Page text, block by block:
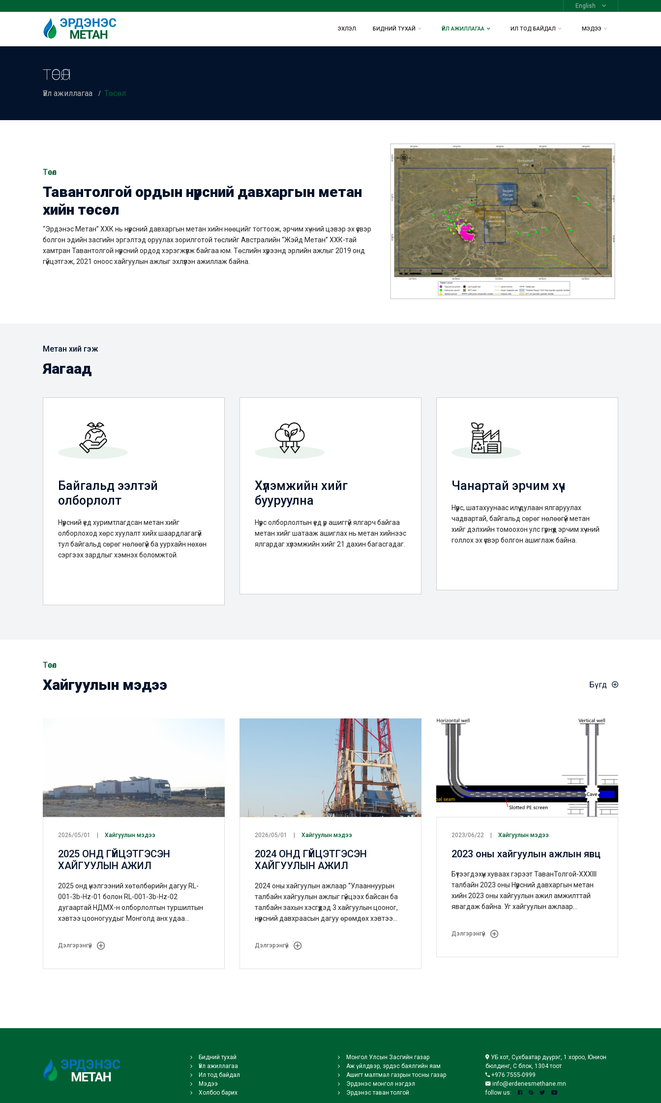
English
ЭХЛЭЛ БИДНИЙ ТУХАЙ ҮЙЛ АЖИЛЛАГАА ИЛ ТОД БАЙДАЛ МЭДЭЭ
ТӨСӨЛ
Үйл ажиллагаа Төсөл
Төсөл
Тавантолгой ордын нүүрсний давхаргын метан
хийн төсөл
“Эрдэнэс Метан” ХХК нь нүүрсний давхаргын метан хийн нөөцийг тогтоож, эрчим хүчний цэвэр эх үүсвэр
болгон эдийн засгийн эргэлтэд оруулах зорилготой төслийг Австралийн “Жэйд Метан” ХХК-тай
хамтран Тавантолгой нүүрсний ордод хэрэгжүүлж байгаа юм. Төслийн хүрээнд эрлийн ажлыг 2019 онд
гүйцэтгэж, 2021 оноос хайгуулын ажлыг эхлүүлэн ажиллаж байна.
Метан хий гэж
Яагаад
Байгальд ээлтэй
олборлолт
Нүүрсний үед хуримтлагдсан метан хийг
олборлоход хөрс хуулалт хийх шаардлагагүй
тул байгальд сөрөг нөлөөгүй ба уурхайн нөхөн
сэргээх зардлыг хэмнэх боломжтой.
Хүлэмжийн хийг
бууруулна
Нүүрс олборлолтын үед үр ашиггүй ялгарч байгаа
метан хийг шатааж ашиглах нь метан хийнээс
ялгардаг хүлэмжийн хийг 21 дахин багасгадаг.
Чанартай эрчим хүч
Нүүрс, шатахуунаас илүү дулаан ялгаруулах
чадвартай, байгальд сөрөг нөлөөгүй метан
хийг дэлхийн томоохон улс гүрнүүд эрчим хүчний
голлох эх үүсвэр болгон ашиглаж байна.
Төсөл
Хайгуулын мэдээ Бүгд
2026/05/01 Хайгуулын мэдээ
2025 ОНД ГҮЙЦЭТГЭСЭН
ХАЙГУУЛЫН АЖИЛ
2025 онд үнэлгээний хөтөлбөрийн дагуу RL-
001-3b-Hz-01 болон RL-001-3b-Hz-02
дугаартай НДМХ-н олборлолтын туршилтын
хэвтээ цооногуудыг Монголд анх удаа
цооногийн өрөмдлөгийн ажлыг эхлүүлээд
байна.
Дэлгэрэнгүй
2026/05/01 Хайгуулын мэдээ
2024 ОНД ГҮЙЦЭТГЭСЭН
ХАЙГУУЛЫН АЖИЛ
2024 оны хайгуулын ажлаар “Улааннуурын
талбайн хайгуулын ажлыг гүйцээх байсан ба
талбайн захын хэсгүүдэд 3 хайгуулын цооног,
нүүрсний давхраасын дагуу өрөмдөх хэвтээ
нүүрсний давхраасын хийн агуулгыг шалгах
болон давхраасын даралтыг хянах зорилгоор
Дэлгэрэнгүй
2023/06/22 Хайгуулын мэдээ
2023 оны хайгуулын ажлын явц
Бүтээгдэхүүн хуваах гэрээт ТаванТолгой-XXXIII
талбайн 2023 оны Нүүрсний давхаргын метан
хийн 2023 оны хайгуулын ажил амжилттай
явагдаж байна. Уг хайгуулын ажлаар
ажлын үр дүнг нарийвчлах, туршилт
ажиглалтын ажил гүйцэтгэхээр төлөвлөсөн.
Дэлгэрэнгүй
Бидний тухай
Үйл ажиллагаа
Ил тод байдал
Мэдээ
Холбоо барих
Монгол Улсын Засгийн газар
Аж үйлдвэр, эрдэс баялгийн яам
Ашигт малтмал газрын тосны газар
Эрдэнэс монгол нэгдэл
Эрдэнэс таван толгой
УБ хот, Сүхбаатар дүүрэг, 1 хороо, Юнион
бюлдинг, С блок, 1304 тоот
+976 7555-0999
info@erdenesmethane.mn
follow us: